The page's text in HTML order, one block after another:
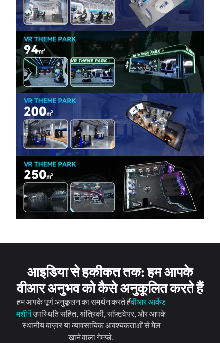
आइडिया से हकीकत तक: हम आपके
वीआर अनुभव को कैसे अनुकूलित करते हैं
हम आपके पूर्ण अनुकूलन का समर्थन करते हैंवीआर आर्केड
मशीनेंउपस्थिति सहित, यांत्रिकी, सॉफ़्टवेयर, और आपके
स्थानीय बाज़ार या व्यावसायिक आवश्यकताओं से मेल
खाने वाला गेमप्ले.